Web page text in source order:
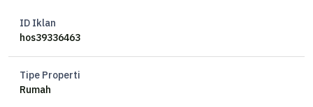
Luas tanah 238 m2
ID Iklan
hos39336463
Tipe Properti
Rumah